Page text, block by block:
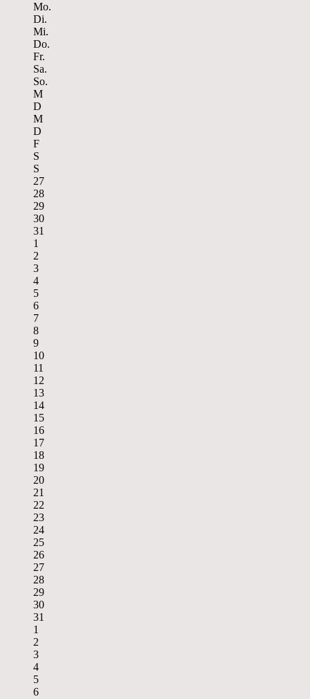
Mo.
Di.
Mi.
Do.
Fr.
Sa.
So.
M
D
M
D
F
S
S
27
28
29
30
31
1
2
3
4
5
6
7
8
9
10
11
12
13
14
15
16
17
18
19
20
21
22
23
24
25
26
27
28
29
30
31
1
2
3
4
5
6